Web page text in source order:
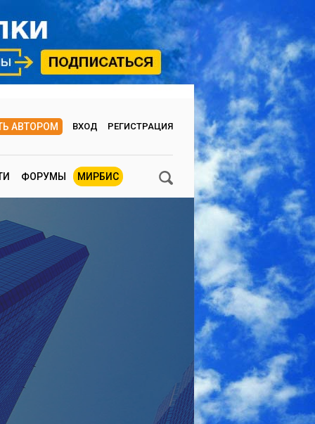
АВТОРОМ ВХОД РЕГИСТРАЦИЯ
ФОРУМЫ МИРБИС